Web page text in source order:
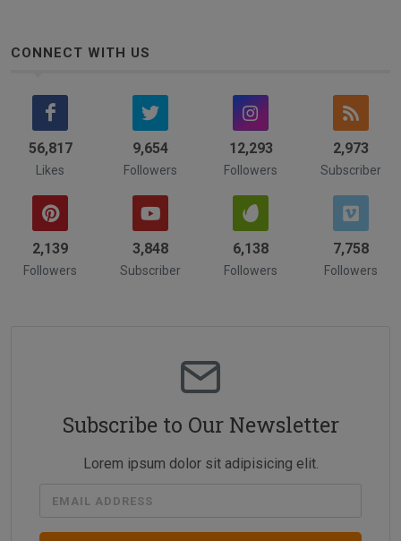
CONNECT WITH US
58,742
Likes
9,654
Followers
14,839
Followers
3,244
Subscriber
2,322
Followers
4,211
Subscriber
6,742
Followers
8,532
Followers
Subscribe to Our Newsletter
Lorem ipsum dolor sit adipisicing elit.
EMAIL ADDRESS